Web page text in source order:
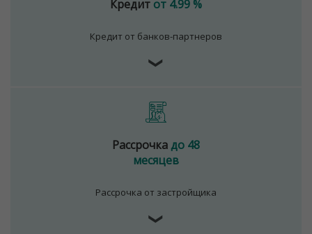
Кредит от 4.99 %
Кредит от банков-партнеров
❯
Рассрочкадо 48
месяцев
Рассрочка от застройщика
❯